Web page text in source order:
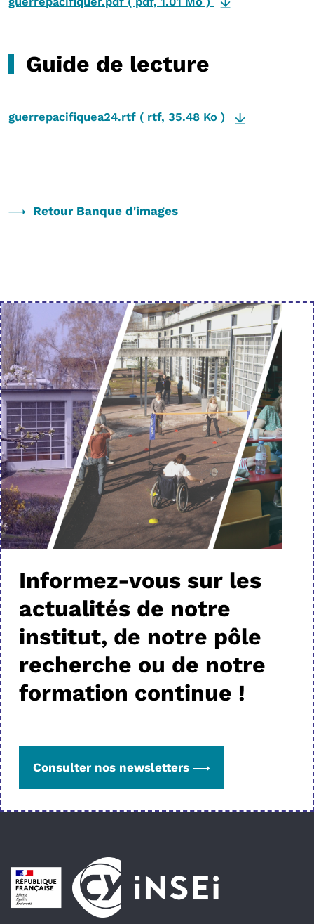
Guide de lecture
guerrepacifiquea24.rtf ( rtf, 35.48 Ko )
Retour Banque d'images
Informez-vous sur les
actualités de notre
institut, de notre pôle
recherche ou de notre
formation continue !
Consulter nos newsletters
Pied de page